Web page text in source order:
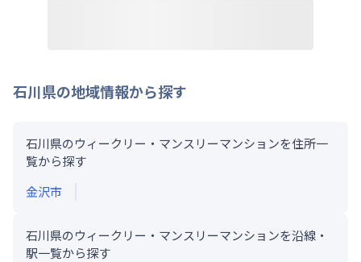
石川県の地域情報から探す
石川県のウィークリー・マンスリーマンションを住所一
覧から探す
金沢市
石川県のウィークリー・マンスリーマンションを沿線・
駅一覧から探す